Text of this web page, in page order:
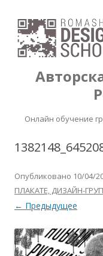
Онлайн обучение
Опубликовано 10/04/
ПЛАКАТЕ, ДИЗАЙН-
← Предыдущее